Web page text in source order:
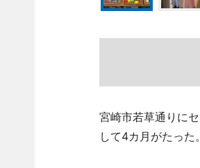
宮崎市若草通りに
して4カ月がたった。